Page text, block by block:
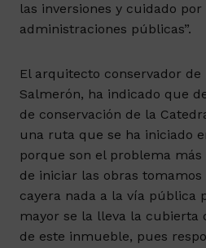
las inversiones y cuidado
administraciones públicas”.
El arquitecto conservador de
Salmerón, ha indicado que
de conservación de la
una ruta que se ha iniciado
porque son el problema más
de iniciar las obras
cayera nada a la vía pública
mayor se la lleva la cubierta
de este inmueble, pues